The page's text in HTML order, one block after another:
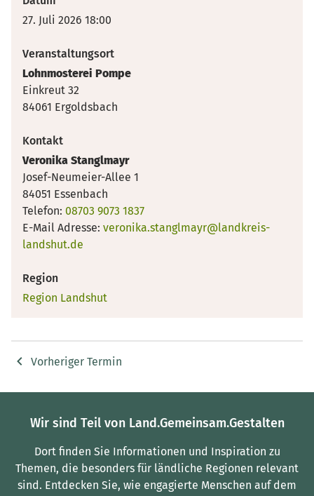
27. Juli 2026 18:00
Veranstaltungsort
Lohnmosterei Pompe
Einkreut 32
84061 Ergoldsbach
Kontakt
Veronika Stanglmayr
Josef-Neumeier-Allee 1
84051 Essenbach
Telefon: 08703 9073 1837
E-Mail Adresse: veronika.stanglmayr@landkreis-
landshut.de
Region
Region Landshut
Vorheriger Termin
Wir sind Teil von Land.Gemeinsam.Gestalten
Dort finden Sie Informationen und Inspiration zu
Themen, die besonders für ländliche Regionen relevant
sind. Entdecken Sie, wie engagierte Menschen auf dem